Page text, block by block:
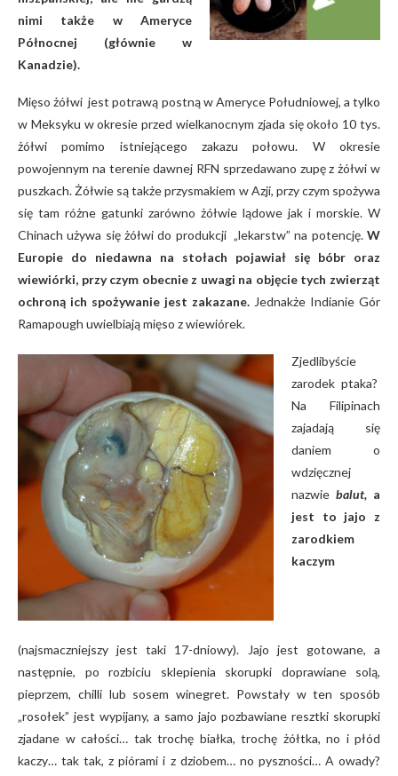
nimi także w Ameryce
Północnej (głównie w
Kanadzie).
Mięso żółwi jest potrawą postną w Ameryce Południowej, a tylko
w Meksyku w okresie przed wielkanocnym zjada się około 10 tys.
żółwi pomimo istniejącego zakazu połowu. W okresie
powojennym na terenie dawnej RFN sprzedawano zupę z żółwi w
puszkach. Żółwie są także przysmakiem w Azji, przy czym spożywa
się tam różne gatunki zarówno żółwie lądowe jak i morskie. W
Chinach używa się żółwi do produkcji „lekarstw” na potencję. W
Europie do niedawna na stołach pojawiał się bóbr oraz
wiewiórki, przy czym obecnie z uwagi na objęcie tych zwierząt
ochroną ich spożywanie jest zakazane. Jednakże Indianie Gór
Ramapough uwielbiają mięso z wiewiórek.
Zjedlibyście
zarodek ptaka?
Na Filipinach
zajadają się
daniem o
wdzięcznej
nazwie balut, a
jest to jajo z
zarodkiem
kaczym
(najsmaczniejszy jest taki 17-dniowy). Jajo jest gotowane, a
następnie, po rozbiciu sklepienia skorupki doprawiane solą,
pieprzem, chilli lub sosem winegret. Powstały w ten sposób
„rosołek” jest wypijany, a samo jajo pozbawiane resztki skorupki
zjadane w całości… tak trochę białka, trochę żółtka, no i płód
kaczy… tak tak, z piórami i z dziobem… no pyszności… A owady?